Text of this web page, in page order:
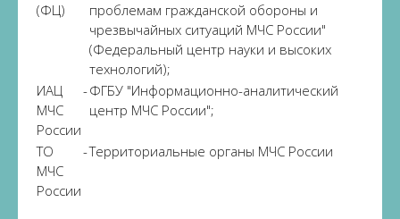
(ФЦ)
проблемам гражданской обороны и
чрезвычайных ситуаций МЧС России"
(Федеральный центр науки и высоких
технологий);
ИАЦ
МЧС
России
-ФГБУ "Информационно-аналитический
центр МЧС России";
ТО
МЧС
России
-Территориальные органы МЧС России